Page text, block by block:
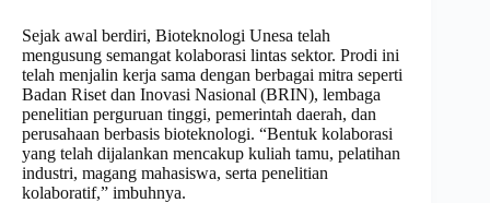
Sejak awal berdiri, Bioteknologi Unesa telah
mengusung semangat kolaborasi lintas sektor. Prodi ini
telah menjalin kerja sama dengan berbagai mitra seperti
Badan Riset dan Inovasi Nasional (BRIN), lembaga
penelitian perguruan tinggi, pemerintah daerah, dan
perusahaan berbasis bioteknologi. “Bentuk kolaborasi
yang telah dijalankan mencakup kuliah tamu, pelatihan
industri, magang mahasiswa, serta penelitian
kolaboratif,” imbuhnya.